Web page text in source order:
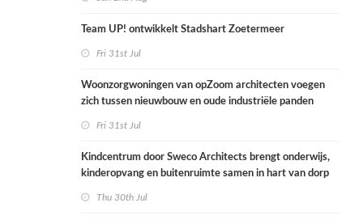
Team UP! ontwikkelt Stadshart Zoetermeer
Fri 31st Jul
Woonzorgwoningen van opZoom architecten voegen
zich tussen nieuwbouw en oude industriële panden
Fri 31st Jul
Kindcentrum door Sweco Architects brengt onderwijs,
kinderopvang en buitenruimte samen in hart van dorp
Thu 30th Jul